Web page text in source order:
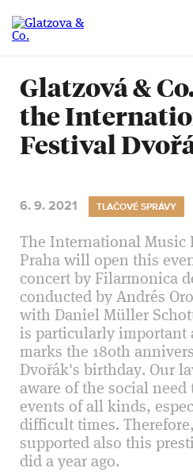
Glatzová &
the
Festival
6. 9. 2021 TLAČOVÉ SPRÁVY
The International Music
Praha will open this
concert by Filarmonica
conducted by Andrés
with Daniel Müller
is particularly important
marks the 180th
Dvořák's birthday. Our
aware of the social
events of all kinds,
difficult times.
supported also this
did a year ago.